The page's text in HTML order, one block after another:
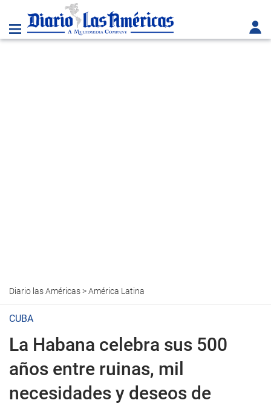
Diario las Américas>América Latina
CUBA
La Habana celebra sus 500
años entre ruinas, mil
necesidades y deseos de